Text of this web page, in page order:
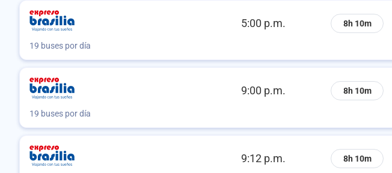
5:00 p.m. 8h 10m
19 buses por día
9:00 p.m. 8h 10m
19 buses por día
9:12 p.m. 8h 10m